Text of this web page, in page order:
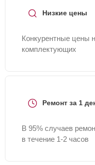
Низкие цены
Конкурентные цены
комплектующих
Ремонт за 1
В 95% случаев
в течение 1-2 часов